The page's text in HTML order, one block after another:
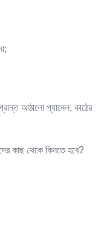
প্রান্ত আঠালো প্যানেল, কাঠের
কাছ থেকে কিনতে হবে?